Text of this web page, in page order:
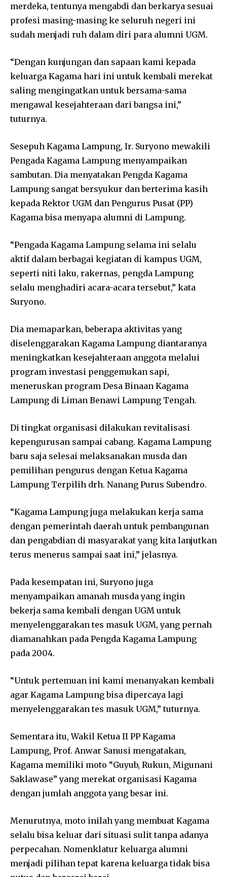
merdeka, tentunya mengabdi dan berkarya sesuai
profesi masing-masing ke seluruh negeri ini
sudah menjadi ruh dalam diri para alumni UGM.
“Dengan kunjungan dan sapaan kami kepada
keluarga Kagama hari ini untuk kembali merekat
saling mengingatkan untuk bersama-sama
mengawal kesejahteraan dari bangsa ini,”
tuturnya.
Sesepuh Kagama Lampung, Ir. Suryono mewakili
Pengada Kagama Lampung menyampaikan
sambutan. Dia menyatakan Pengda Kagama
Lampung sangat bersyukur dan berterima kasih
kepada Rektor UGM dan Pengurus Pusat (PP)
Kagama bisa menyapa alumni di Lampung.
“Pengada Kagama Lampung selama ini selalu
aktif dalam berbagai kegiatan di kampus UGM,
seperti niti laku, rakernas, pengda Lampung
selalu menghadiri acara-acara tersebut,” kata
Suryono.
Dia memaparkan, beberapa aktivitas yang
diselenggarakan Kagama Lampung diantaranya
meningkatkan kesejahteraan anggota melalui
program investasi penggemukan sapi,
meneruskan program Desa Binaan Kagama
Lampung di Liman Benawi Lampung Tengah.
Di tingkat organisasi dilakukan revitalisasi
kepengurusan sampai cabang. Kagama Lampung
baru saja selesai melaksanakan musda dan
pemilihan pengurus dengan Ketua Kagama
Lampung Terpilih drh. Nanang Purus Subendro.
“Kagama Lampung juga melakukan kerja sama
dengan pemerintah daerah untuk pembangunan
dan pengabdian di masyarakat yang kita lanjutkan
terus menerus sampai saat ini,” jelasnya.
Pada kesempatan ini, Suryono juga
menyampaikan amanah musda yang ingin
bekerja sama kembali dengan UGM untuk
menyelenggarakan tes masuk UGM, yang pernah
diamanahkan pada Pengda Kagama Lampung
pada 2004.
“Untuk pertemuan ini kami menanyakan kembali
agar Kagama Lampung bisa dipercaya lagi
menyelenggarakan tes masuk UGM,” tuturnya.
Sementara itu, Wakil Ketua II PP Kagama
Lampung, Prof. Anwar Sanusi mengatakan,
Kagama memiliki moto “Guyub, Rukun, Migunani
Saklawase” yang merekat organisasi Kagama
dengan jumlah anggota yang besar ini.
Menurutnya, moto inilah yang membuat Kagama
selalu bisa keluar dari situasi sulit tanpa adanya
perpecahan. Nomenklatur keluarga alumni
menjadi pilihan tepat karena keluarga tidak bisa